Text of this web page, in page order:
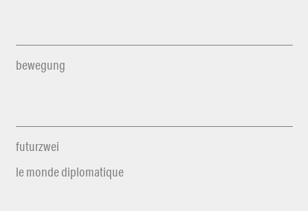
bewegung
futurzwei
le monde diplomatique